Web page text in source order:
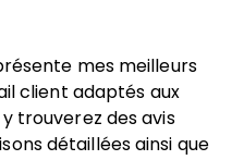
mes meilleurs
client adaptés aux
trouverez des avis
détaillées ainsi que